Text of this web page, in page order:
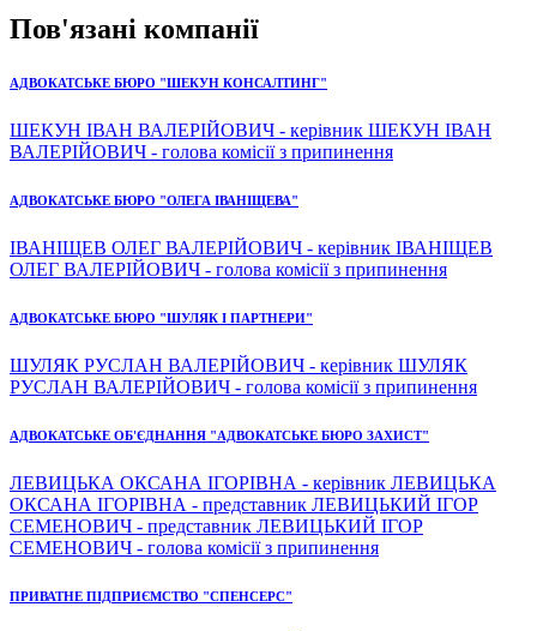
Пов'язані компанії
АДВОКАТСЬКЕ БЮРО "ШЕКУН КОНСАЛТИНГ"
ШЕКУН ІВАН ВАЛЕРІЙОВИЧ - керівник ШЕКУН ІВАН
ВАЛЕРІЙОВИЧ - голова комісії з припинення
АДВОКАТСЬКЕ БЮРО "ОЛЕГА ІВАНІЩЕВА"
ІВАНІЩЕВ ОЛЕГ ВАЛЕРІЙОВИЧ - керівник ІВАНІЩЕВ
ОЛЕГ ВАЛЕРІЙОВИЧ - голова комісії з припинення
АДВОКАТСЬКЕ БЮРО "ШУЛЯК І ПАРТНЕРИ"
ШУЛЯК РУСЛАН ВАЛЕРІЙОВИЧ - керівник ШУЛЯК
РУСЛАН ВАЛЕРІЙОВИЧ - голова комісії з припинення
АДВОКАТСЬКЕ ОБ'ЄДНАННЯ "АДВОКАТСЬКЕ БЮРО ЗАХИСТ"
ЛЕВИЦЬКА ОКСАНА ІГОРІВНА - керівник ЛЕВИЦЬКА
ОКСАНА ІГОРІВНА - представник ЛЕВИЦЬКИЙ ІГОР
СЕМЕНОВИЧ - представник ЛЕВИЦЬКИЙ ІГОР
СЕМЕНОВИЧ - голова комісії з припинення
ПРИВАТНЕ ПІДПРИЄМСТВО "СПЕНСЕРС"